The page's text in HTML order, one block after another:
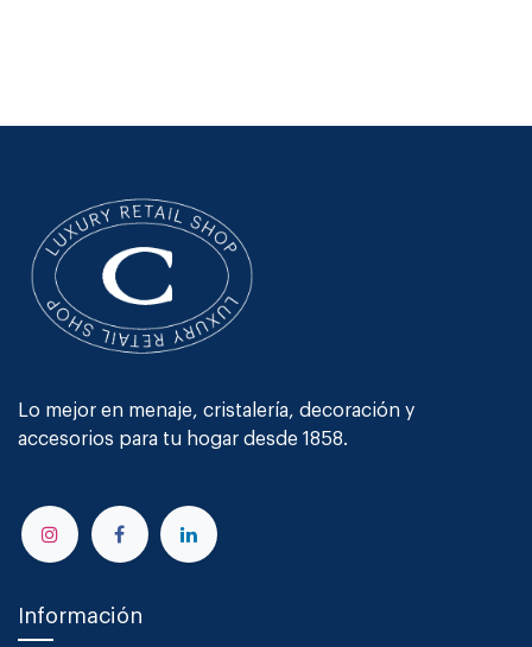
Lo mejor en menaje, cristalería, decoración y
accesorios para tu hogar desde 1858.
Información